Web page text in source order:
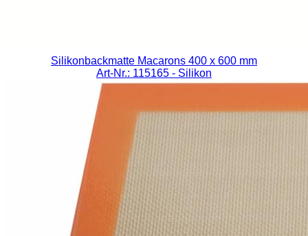
Silikonbackmatte Macarons 400 x 600 mm
Art-Nr.: 115165 - Silikon